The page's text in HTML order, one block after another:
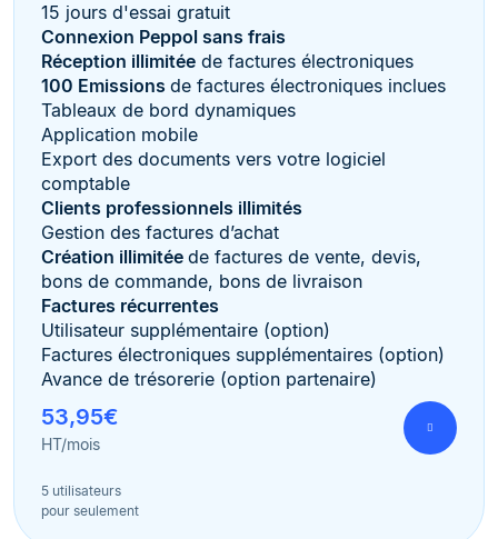
15 jours d'essai gratuit
Connexion Peppol sans frais
Réception illimitée de factures électroniques
100 Emissions de factures électroniques inclues
Tableaux de bord dynamiques
Application mobile
Export des documents vers votre logiciel
comptable
Clients professionnels illimités
Gestion des factures d’achat
Création illimitée de factures de vente, devis,
bons de commande, bons de livraison
Factures récurrentes
Utilisateur supplémentaire (option)
Factures électroniques supplémentaires (option)
Avance de trésorerie (option partenaire)
53,95€
HT/mois
5 utilisateurs
pour seulement